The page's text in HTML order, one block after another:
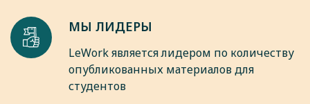
МЫ ЛИДЕРЫ
LeWork является лидером по количеству
опубликованных материалов для
студентов